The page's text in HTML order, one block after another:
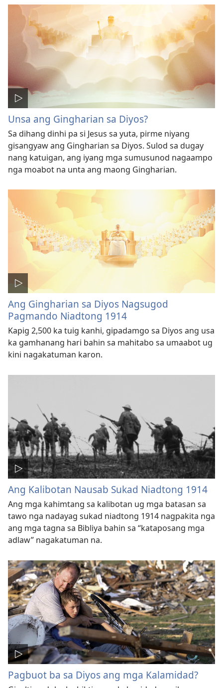
Unsa ang Gingharian sa Diyos?
Sa dihang dinhi pa si Jesus sa yuta, pirme niyang
gisangyaw ang Gingharian sa Diyos. Sulod sa dugay
nang katuigan, ang iyang mga sumusunod nagaampo
nga moabot na unta ang maong Gingharian.
Ang Gingharian sa Diyos Nagsugod
Pagmando Niadtong 1914
Kapig 2,500 ka tuig kanhi, gipadamgo sa Diyos ang usa
ka gamhanang hari bahin sa mahitabo sa umaabot ug
kini nagakatuman karon.
Ang Kalibotan Nausab Sukad Niadtong 1914
Ang mga kahimtang sa kalibotan ug mga batasan sa
tawo nga nadayag sukad niadtong 1914 nagpakita nga
ang mga tagna sa Bibliya bahin sa “kataposang mga
adlaw” nagakatuman na.
Pagbuot ba sa Diyos ang mga Kalamidad?